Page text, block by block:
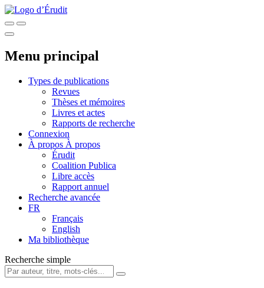
Menu principal
Types de publications
Revues
Thèses et mémoires
Livres et actes
Rapports de recherche
Connexion
À propos À propos
Érudit
Coalition Publica
Libre accès
Rapport annuel
Recherche avancée
FR
Français
English
Ma bibliothèque
Recherche simple